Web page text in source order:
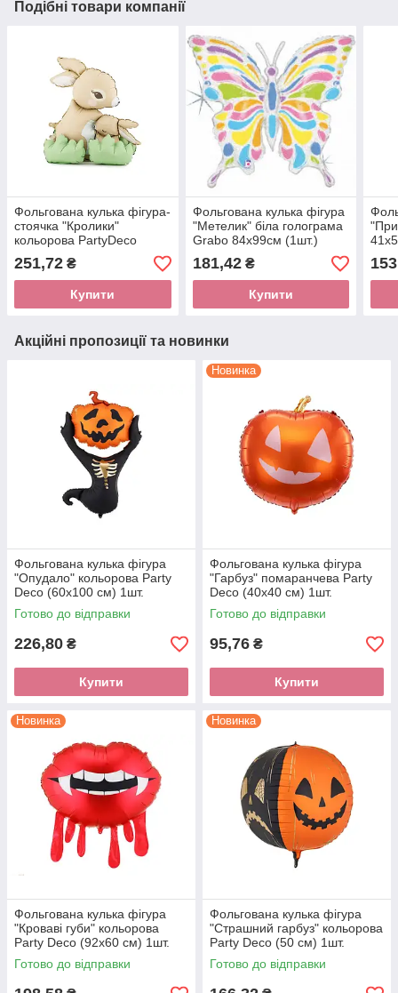
Подібні товари компанії
Фольгована кулька фігура-
стоячка "Кролики"
кольорова PartyDeco
51х60 см.(1шт.)
251,72 ₴
Купити
Фольгована кулька фігура
"Метелик" біла голограма
Grabo 84х99см (1шт.)
181,42₴
Купити
Акційні пропозиції та новинки
Фольгована кулька фігура
"Опудало" кольорова Party
Deco (60х100 см) 1шт.
Готово до відправки
226,80 ₴
Купити
Новинка
Фольгована кулька фігура
"Гарбуз" помаранчева Party
Deco (40х40 см) 1шт.
Готово до відправки
95,76 ₴
Купити
Новинка
Фольгована кулька фігура
"Кроваві губи" кольорова
Party Deco (92х60 см) 1шт.
Готово до відправки
Новинка
Фольгована кулька фігура
"Страшний гарбуз" кольорова
Party Deco (50 см) 1шт.
Готово до відправки